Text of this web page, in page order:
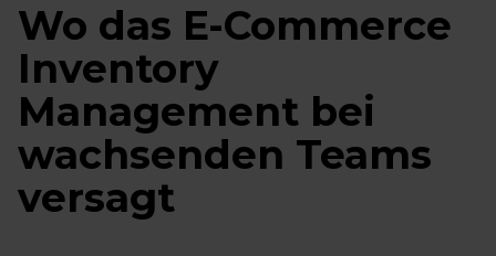
Wo das E-Commerce
Inventory
Management bei
wachsenden Teams
versagt